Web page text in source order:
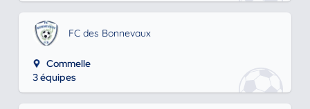
FC des Bonnevaux
Commelle
3 équipes